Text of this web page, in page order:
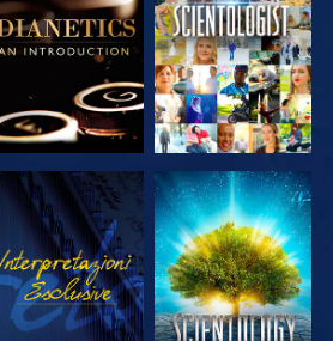
SERIE
GUARDA
ESPLORA LE
SERIE